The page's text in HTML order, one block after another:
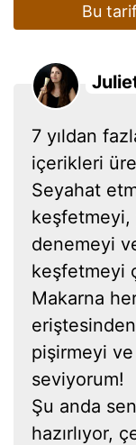
Bu
7 yıldan
içerikleri
Seyahat
denemeyi
keşfetmeyi
Makarna
pişirmeyi
seviyorum!
Şu anda
hazırlıyor,